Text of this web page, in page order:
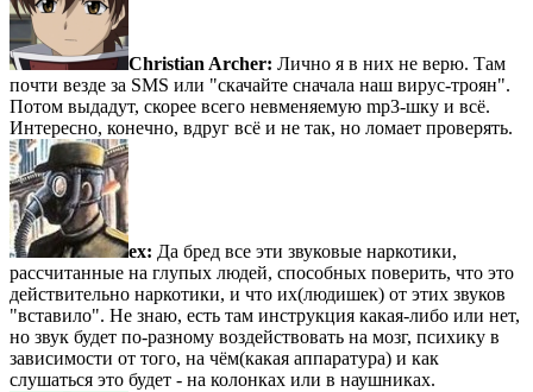
Christian Archer: Лично я в них не верю. Там
почти везде за SMS или "скачайте сначала наш вирус-троян".
Потом выдадут, скорее всего невменяемую mp3-шку и всё.
Интересно, конечно, вдруг всё и не так, но ломает проверять.
ex: Да бред все эти звуковые наркотики,
рассчитанные на глупых людей, способных поверить, что это
действительно наркотики, и что их(людишек) от этих звуков
"вставило". Не знаю, есть там инструкция какая-либо или нет,
но звук будет по-разному воздействовать на мозг, психику в
зависимости от того, на чём(какая аппаратура) и как
слушаться это будет - на колонках или в наушниках.